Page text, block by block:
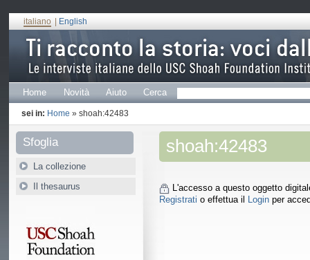
italiano English
Home Novità Aiuto Cerca
sei in: Home » shoah:42483
Sfoglia
La collezione
Il thesaurus
shoah:42483
L'accesso a questo oggetto
Registrati o effettua il Login per